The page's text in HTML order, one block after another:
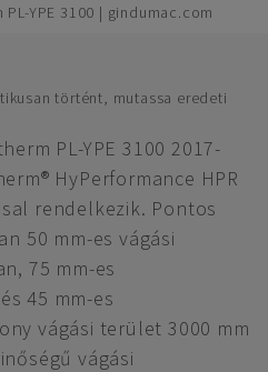
YPE 3100 | gindumac.com
történt, mutassa eredeti
PL-YPE 3100 2017-
HyPerformance HPR
rendelkezik. Pontos
50 mm-es vágási
75 mm-es
45 mm-es
vágási terület 3000 mm
vágási